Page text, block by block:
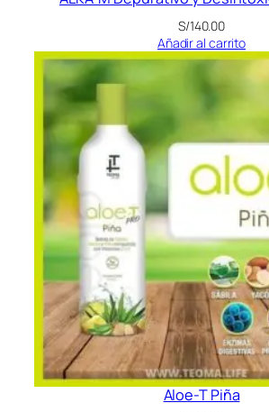
S/140.00
Añadir al carrito
Aloe-T Piña